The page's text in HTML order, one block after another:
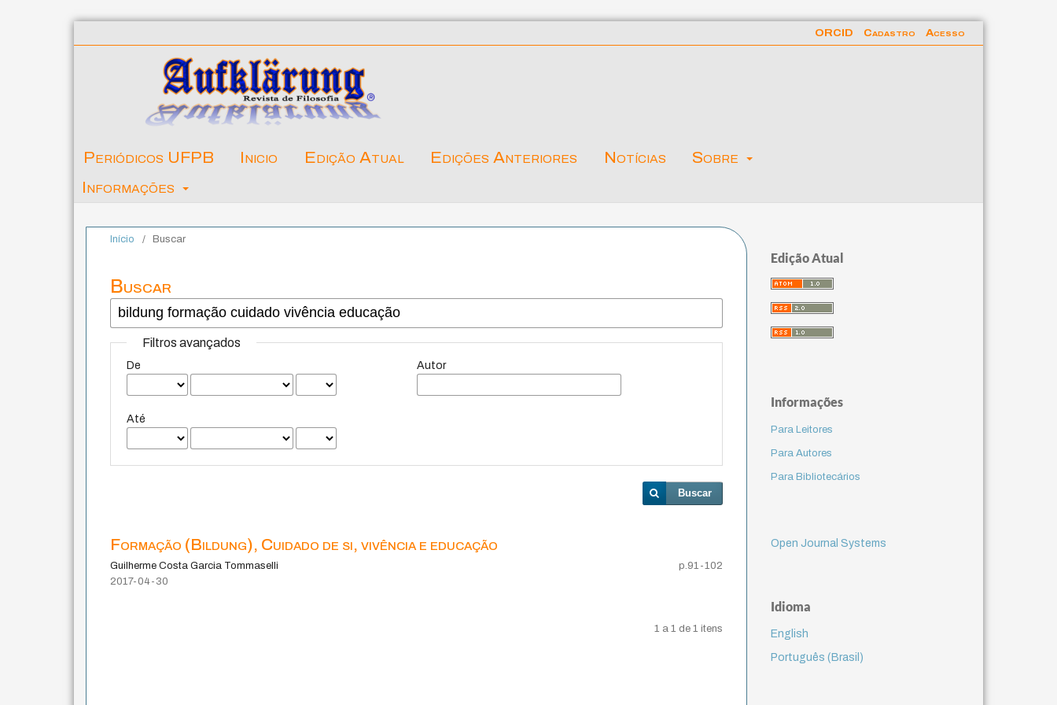
Periódicos UFPB Inicio Edição Atual Edições Anteriores Notícias
Sobre
Informações
ORCID Cadastro Acesso
Início / Buscar
Buscar
Filtros avançados
De
Até
Autor
Buscar
Formação (Bildung), Cuidado de si, vivência e educação
Guilherme Costa Garcia Tommaselli
p.91-102
2017-04-30
1 a 1 de 1 itens
Edição Atual
Informações
Para Leitores
Para Autores
Para Bibliotecários
Open Journal Systems
Idioma
English
Português (Brasil)